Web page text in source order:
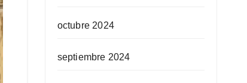
octubre 2024
septiembre 2024